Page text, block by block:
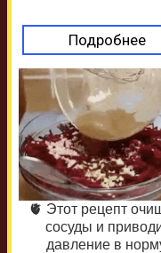
Подробнее
🫀 Этот рецепт
сосуды и
давление в